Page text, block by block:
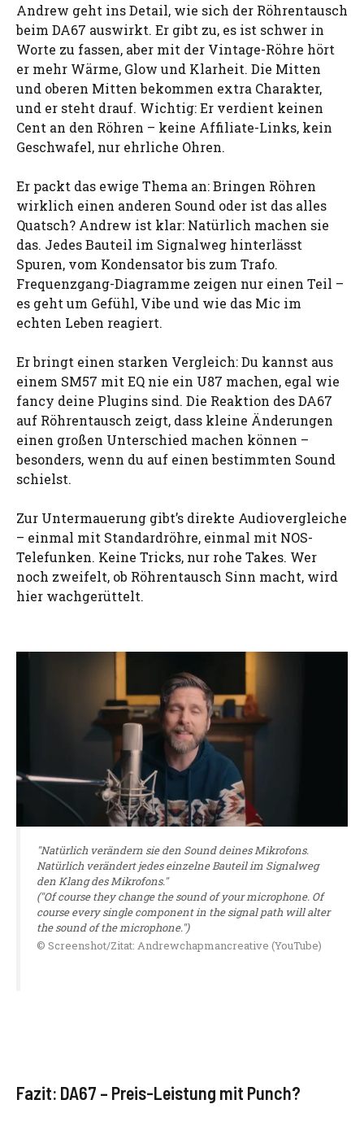
Andrew geht ins Detail, wie sich der Röhrentausch
beim DA67 auswirkt. Er gibt zu, es ist schwer in
Worte zu fassen, aber mit der Vintage-Röhre hört
er mehr Wärme, Glow und Klarheit. Die Mitten
und oberen Mitten bekommen extra Charakter,
und er steht drauf. Wichtig: Er verdient keinen
Cent an den Röhren – keine Affiliate-Links, kein
Geschwafel, nur ehrliche Ohren.
Er packt das ewige Thema an: Bringen Röhren
wirklich einen anderen Sound oder ist das alles
Quatsch? Andrew ist klar: Natürlich machen sie
das. Jedes Bauteil im Signalweg hinterlässt
Spuren, vom Kondensator bis zum Trafo.
Frequenzgang-Diagramme zeigen nur einen Teil –
es geht um Gefühl, Vibe und wie das Mic im
echten Leben reagiert.
Er bringt einen starken Vergleich: Du kannst aus
einem SM57 mit EQ nie ein U87 machen, egal wie
fancy deine Plugins sind. Die Reaktion des DA67
auf Röhrentausch zeigt, dass kleine Änderungen
einen großen Unterschied machen können –
besonders, wenn du auf einen bestimmten Sound
schielst.
Zur Untermauerung gibt’s direkte Audiovergleiche
– einmal mit Standardröhre, einmal mit NOS-
Telefunken. Keine Tricks, nur rohe Takes. Wer
noch zweifelt, ob Röhrentausch Sinn macht, wird
hier wachgerüttelt.
"Natürlich verändern sie den Sound deines Mikrofons.
Natürlich verändert jedes einzelne Bauteil im Signalweg
den Klang des Mikrofons."
("Of course they change the sound of your microphone. Of
course every single component in the signal path will alter
the sound of the microphone.")
© Screenshot/Zitat: Andrewchapmancreative (YouTube)
Fazit: DA67 – Preis-Leistung mit Punch?